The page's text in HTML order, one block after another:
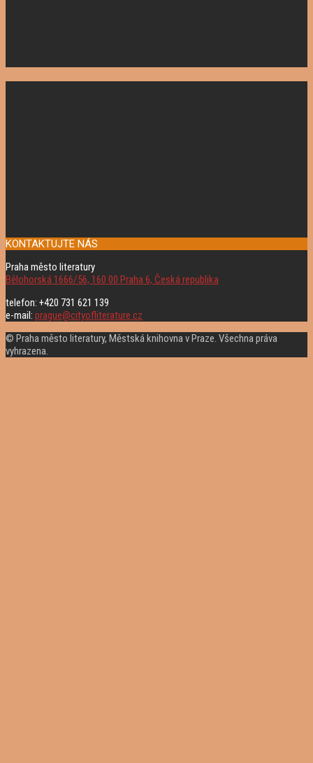
KONTAKTUJTE NÁS
Praha město literatury
Bělohorská 1666/56, 160 00 Praha 6, Česká republika
telefon: +420 731 621 139
e-mail: prague@cityofliterature.cz
© Praha město literatury, Městská knihovna v Praze. Všechna práva
vyhrazena.